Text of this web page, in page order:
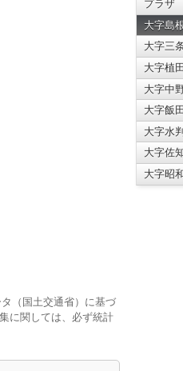
（国土交通省）に基づ
に関しては、必ず統計
プラザ
大字島
大字三
大字植
大字中
大字飯田
大字水
大字佐
大字昭